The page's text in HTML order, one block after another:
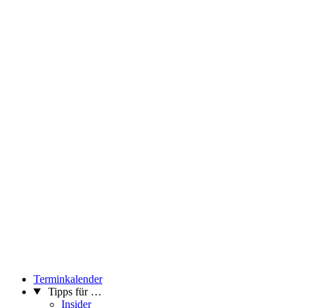
Terminkalender
Tipps für …
Insider